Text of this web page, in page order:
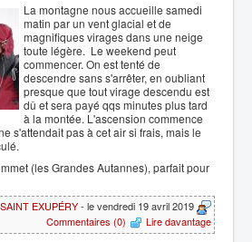
La montagne nous accueille samedi
matin par un vent glacial et de
magnifiques virages dans une neige
toute légère. Le weekend peut
commencer. On est tenté de
descendre sans s'arrêter, en oubliant
presque que tout virage descendu est
dû et sera payé qqs minutes plus tard
à la montée. L'ascension commence
s'attendait pas à cet air si frais, mais le
(les Grandes Autannes), parfait pour
EXUPÉRY- le vendredi 19 avril 2019
Commentaires (0)
Lire davantage